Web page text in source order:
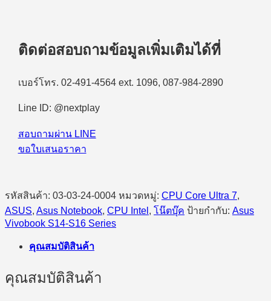
S3607CA-
Core
7
255H/16GB/512GB
WUXGA/Windows
11
Home
ชิ้น
ติดต่อสอบถามข้อมูลเพิ่มเติมได้ที่
เบอร์โทร. 02-491-4564 ext. 1096, 087-984-2890
Line ID: @nextplay
สอบถามผ่าน LINE
ขอใบเสนอราคา
รหัสสินค้า: 03-03-24-0004 หมวดหมู่: CPU Core Ultra 7,
ASUS, Asus Notebook, CPU Intel , โน๊ตบุ๊ค ป้ายกำกับ: Asus
Vivobook S14-S16 Series
คุณสมบัติสินค้า
คุณสมบัติสินค้า